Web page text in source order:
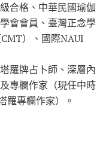
合格、中華民國瑜伽
會會員、臺灣正念學
）、國際NAUI
羅牌占卜師、深層內
專欄作家（現任中時
羅專欄作家）。